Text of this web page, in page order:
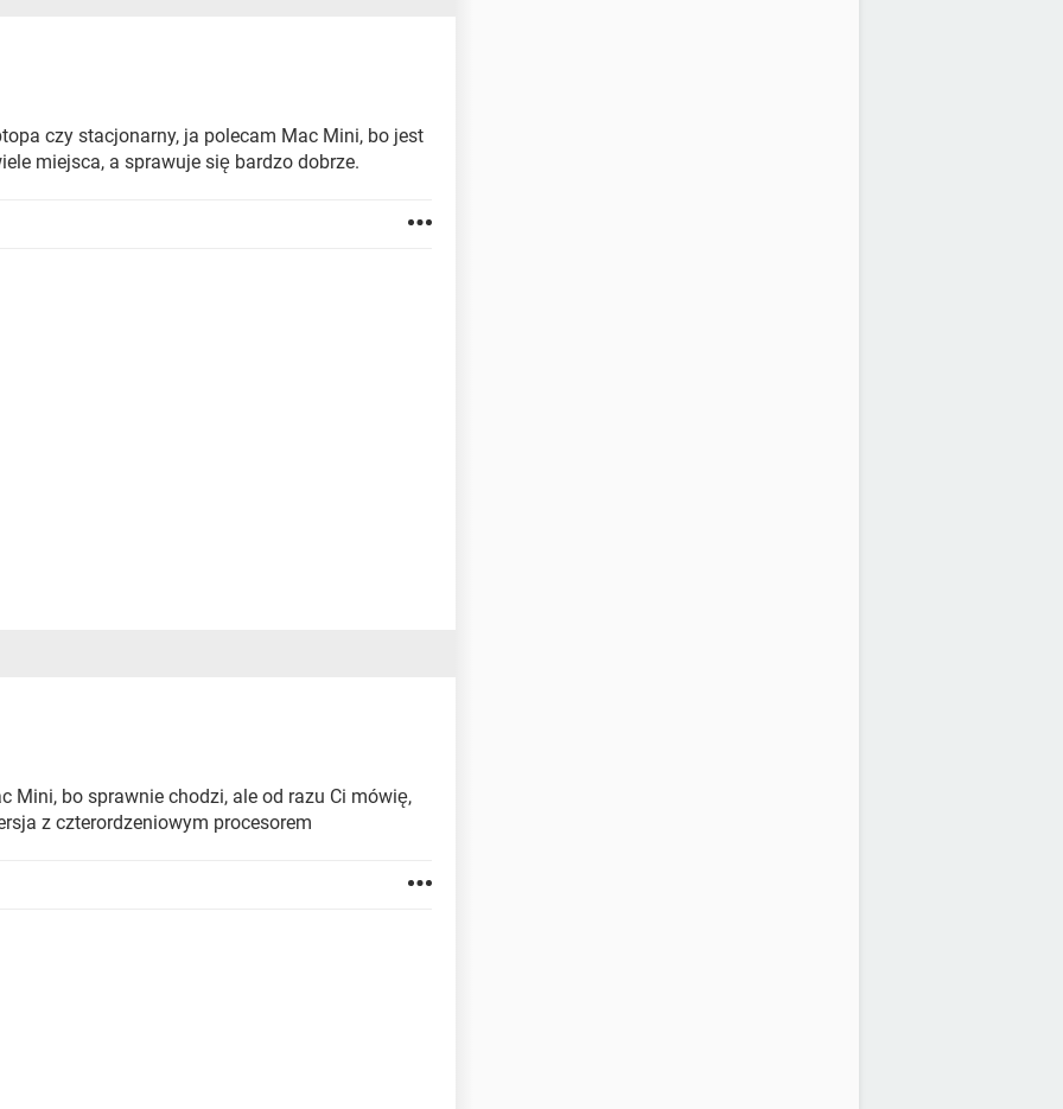
czy stacjonarny, ja polecam Mac Mini, bo jest
miejsca, a sprawuje się bardzo dobrze.
Mini, bo sprawnie chodzi, ale od razu Ci mówię,
z czterordzeniowym procesorem